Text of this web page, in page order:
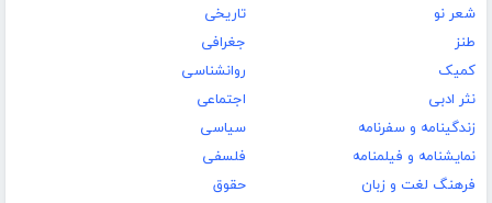
شعر نو
طنز
کمیک
نثر ادبی
زندگینامه و سفرنامه
نمایشنامه و فیلمنامه
فرهنگ لغت و زبان
تاریخی
جغرافی
روانشناسی
اجتماعی
سیاسی
فلسفی
حقوق